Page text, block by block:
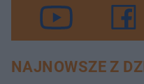
NAJNOWSZE Z